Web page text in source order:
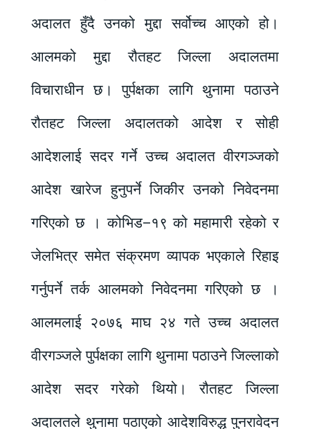
अदालत हुँदै उनको मुद्दा सर्वोच्च आएको हो।
आलमको मुद्दा रौतहट जिल्ला अदालतमा
विचाराधीन छ। पुर्पक्षका लागि थुनामा पठाउने
रौतहट जिल्ला अदालतको आदेश र सोही
आदेशलाई सदर गर्ने उच्च अदालत वीरगञ्जको
आदेश खारेज हुनुपर्ने जिकीर उनको निवेदनमा
गरिएको छ । कोभिड–१९ को महामारी रहेको र
जेलभित्र समेत संक्रमण व्यापक भएकाले रिहाइ
गर्नुपर्ने तर्क आलमको निवेदनमा गरिएको छ ।
आलमलाई २०७६ माघ २४ गते उच्च अदालत
वीरगञ्जले पुर्पक्षका लागि थुनामा पठाउने जिल्लाको
आदेश सदर गरेको थियो। रौतहट जिल्ला
अदालतले थुनामा पठाएको आदेशविरुद्ध पुनरावेदन